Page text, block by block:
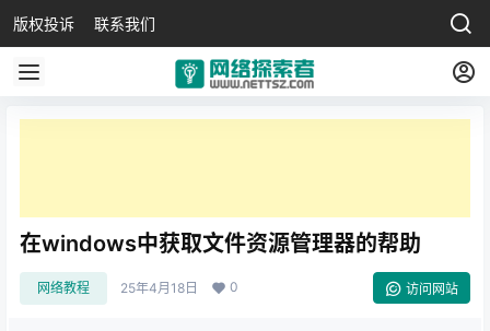
版权投诉 联系我们
在windows中获取文件资源管理器的帮助
网络教程 25年4月18日 0 访问网站